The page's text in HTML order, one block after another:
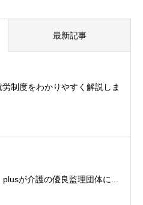
最新記事
労制度をわかりやすく解説しま
plusが介護の優良監理団体に...